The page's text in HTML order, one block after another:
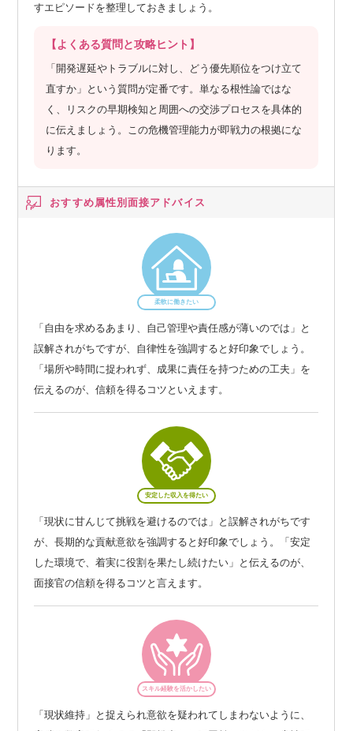
すエピソードを整理しておきましょう。
【よくある質問と攻略ヒント】
「開発遅延やトラブルに対し、どう優先順位をつけ立て
直すか」という質問が定番です。単なる根性論ではな
く、リスクの早期検知と周囲への交渉プロセスを具体的
に伝えましょう。この危機管理能力が即戦力の根拠にな
ります。
おすすめ属性別面接アドバイス
柔軟に働きたい
「自由を求めるあまり、自己管理や責任感が薄いのでは」と
誤解されがちですが、自律性を強調すると好印象でしょう。
「場所や時間に捉われず、成果に責任を持つための工夫」を
伝えるのが、信頼を得るコツといえます。
安定した収入を得たい
「現状に甘んじて挑戦を避けるのでは」と誤解されがちです
が、長期的な貢献意欲を強調すると好印象でしょう。「安定
した環境で、着実に役割を果たし続けたい」と伝えるのが、
面接官の信頼を得るコツと言えます。
スキル経験を活かしたい
「現状維持」と捉えられ意欲を疑われてしまわないように、